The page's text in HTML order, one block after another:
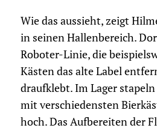
Wie das aussieht, zeigt
in seinen Hallenbereich.
Roboter-Linie, die
Kästen das alte Label
draufklebt. Im Lager
mit verschiedensten
hoch. Das Aufbereiten der